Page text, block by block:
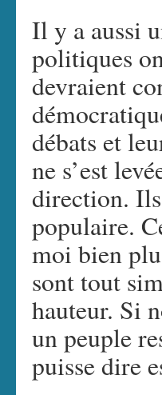
Il y a aussi
politiques
devraient
débats et
ne s’est
direction.
populaire.
moi bien
sont tout
hauteur. Si
un peuple
puisse dire